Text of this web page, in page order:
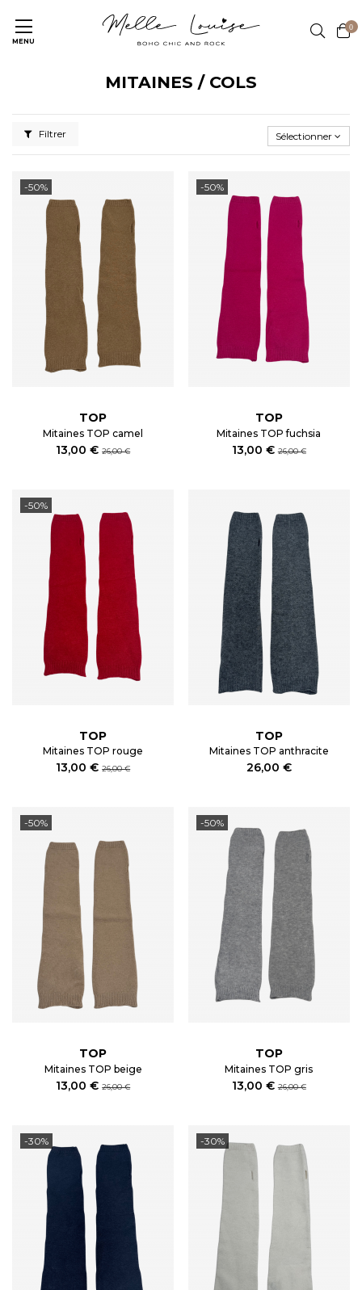
MENU
0
MITAINES / COLS
Filtrer Sélectionner
-50%
TOP
Mitaines TOP camel
13,00 €26,00 €
-50%
TOP
Mitaines TOP fuchsia
13,00 €26,00 €
-50%
TOP
Mitaines TOP rouge
13,00 €26,00 €
TOP
Mitaines TOP anthracite
26,00 €
-50%
TOP
Mitaines TOP beige
13,00 €26,00 €
-50%
TOP
Mitaines TOP gris
13,00 €26,00 €
-30% -30%